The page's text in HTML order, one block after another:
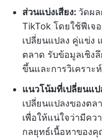
ส่วนแบ่งเสียง: วัดผ
TikTok โดยใช้ฟีเจ
เปลี่ยนแปลง คู่แข่ง
ตลาด รับข้อมูลเชิง
ขึ้นและการวิเคราะ
แนวโน้มที่เปลี่ยนแป
เปลี่ยนแปลงของต
เพื่อให้แน่ใจว่ามีคว
กลยุทธ์เนื้อหาของ